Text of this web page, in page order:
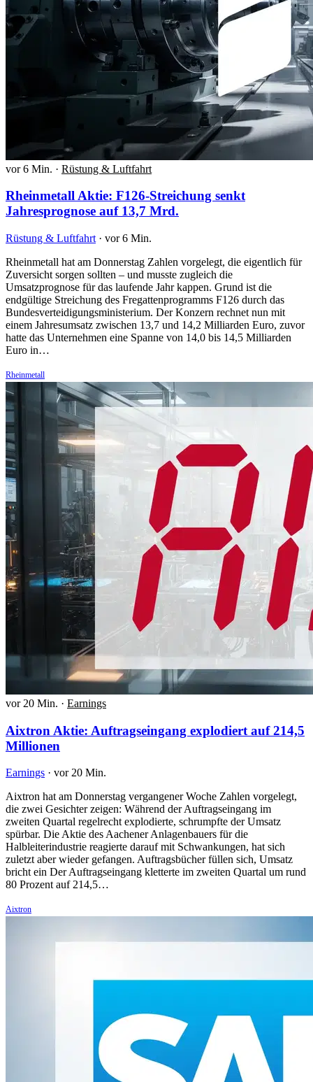
vor 6 Min. · Rüstung & Luftfahrt
Rheinmetall Aktie: F126-Streichung senkt
Jahresprognose auf 13,7 Mrd.
Rüstung & Luftfahrt · vor 6 Min.
Rheinmetall hat am Donnerstag Zahlen vorgelegt, die eigentlich für
Zuversicht sorgen sollten – und musste zugleich die
Umsatzprognose für das laufende Jahr kappen. Grund ist die
endgültige Streichung des Fregattenprogramms F126 durch das
Bundesverteidigungsministerium. Der Konzern rechnet nun mit
einem Jahresumsatz zwischen 13,7 und 14,2 Milliarden Euro, zuvor
hatte das Unternehmen eine Spanne von 14,0 bis 14,5 Milliarden
Euro in…
Rheinmetall
vor 20 Min. · Earnings
Aixtron Aktie: Auftragseingang explodiert auf 214,5
Millionen
Earnings · vor 20 Min.
Aixtron hat am Donnerstag vergangener Woche Zahlen vorgelegt,
die zwei Gesichter zeigen: Während der Auftragseingang im
zweiten Quartal regelrecht explodierte, schrumpfte der Umsatz
spürbar. Die Aktie des Aachener Anlagenbauers für die
Halbleiterindustrie reagierte darauf mit Schwankungen, hat sich
zuletzt aber wieder gefangen. Auftragsbücher füllen sich, Umsatz
bricht ein Der Auftragseingang kletterte im zweiten Quartal um rund
80 Prozent auf 214,5…
Aixtron